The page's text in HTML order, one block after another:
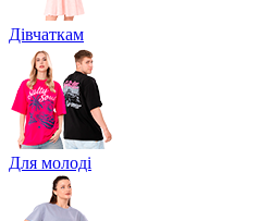
Дівчаткам
Для молоді